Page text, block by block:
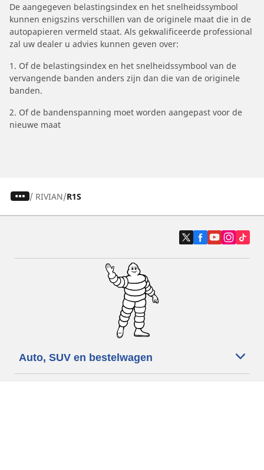
De aangegeven belastingsindex en het snelheidssymbool
kunnen enigszins verschillen van de originele maat die in de
autopapieren vermeld staat. Als gekwalificeerde professional
zal uw dealer u advies kunnen geven over:
1. Of de belastingsindex en het snelheidssymbool van de
vervangende banden anders zijn dan die van de originele
banden.
2. Of de bandenspanning moet worden aangepast voor de
nieuwe maat
/ RIVIAN R1S
Auto, SUV en bestelwagen